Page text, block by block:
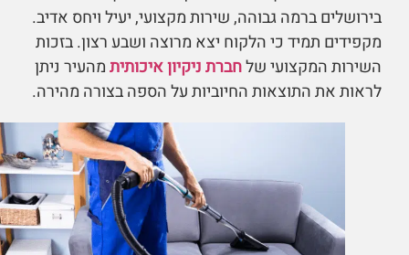
בירושלים ברמה גבוהה, שירות מקצועי, יעיל ויחס אדיב.
מקפידים תמיד כי הלקוח יצא מרוצה ושבע רצון. בזכות
השירות המקצועי שלחברת ניקיון איכותיתמהעיר ניתן
לראות את התוצאות החיוביות על הספה בצורה מהירה.